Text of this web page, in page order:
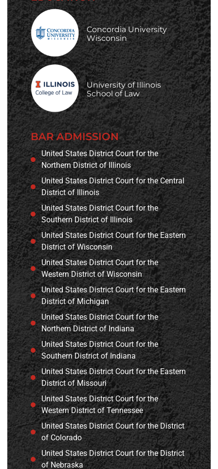
Concordia University
Wisconsin
University of Illinois
School of Law
BAR ADMISSION
United States District Court for the
Northern District of Illinois
United States District Court for the Central
District of Illinois
United States District Court for the
Southern District of Illinois
United States District Court for the Eastern
District of Wisconsin
United States District Court for the
Western District of Wisconsin
United States District Court for the Eastern
District of Michigan
United States District Court for the
Northern District of Indiana
United States District Court for the
Southern District of Indiana
United States District Court for the Eastern
District of Missouri
United States District Court for the
Western District of Tennessee
United States District Court for the District
of Colorado
United States District Court for the District
of Nebraska